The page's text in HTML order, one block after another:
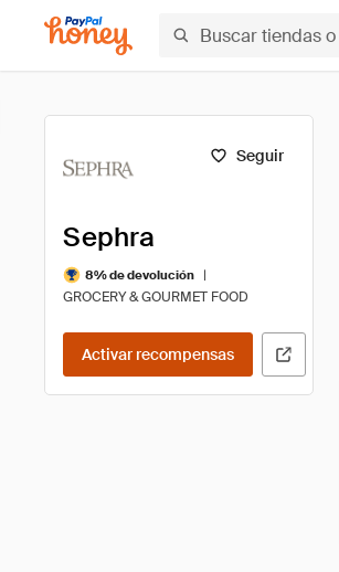
Seguir
Sephra
8% de devolución
|
GROCERY & GOURMET FOOD
Activar recompensas